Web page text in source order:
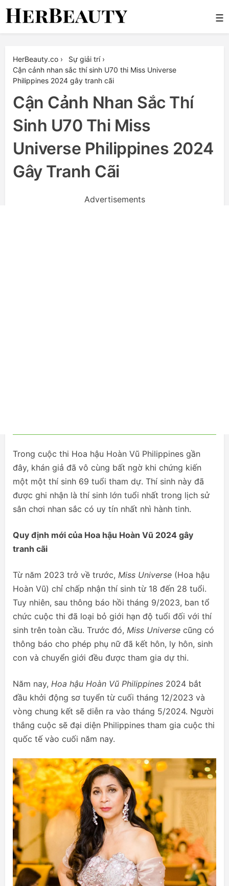
Skip
☰
HerBeauty.co › Sự giải trí›
Cận cảnh nhan sắc thí sinh U70 thi Miss Universe
Philippines 2024 gây tranh cãi
Cận Cảnh Nhan Sắc Thí
Sinh U70 Thi Miss
Universe Philippines 2024
Gây Tranh Cãi
Advertisements
Trong cuộc thi Hoa hậu Hoàn Vũ Philippines gần
đây, khán giả đã vô cùng bất ngờ khi chứng kiến
một một thí sinh 69 tuổi tham dự. Thí sinh này đã
được ghi nhận là thí sinh lớn tuổi nhất trong lịch sử
sân chơi nhan sắc có uy tín nhất nhì hành tinh.
Quy định mới của Hoa hậu Hoàn Vũ 2024 gây
tranh cãi
Từ năm 2023 trở về trước, Miss Universe (Hoa hậu
Hoàn Vũ) chỉ chấp nhận thí sinh từ 18 đến 28 tuổi.
Tuy nhiên, sau thông báo hồi tháng 9/2023, ban tổ
chức cuộc thi đã loại bỏ giới hạn độ tuổi đối với thí
sinh trên toàn cầu. Trước đó, Miss Universe cũng có
thông báo cho phép phụ nữ đã kết hôn, ly hôn, sinh
con và chuyển giới đều được tham gia dự thi.
Năm nay, Hoa hậu Hoàn Vũ Philippines 2024 bắt
đầu khởi động sơ tuyển từ cuối tháng 12/2023 và
vòng chung kết sẽ diễn ra vào tháng 5/2024. Người
thắng cuộc sẽ đại diện Philippines tham gia cuộc thi
quốc tế vào cuối năm nay.